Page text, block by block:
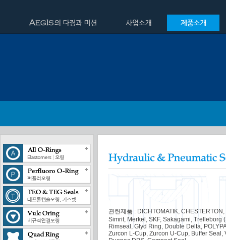
관련제품 : DICHTOMATIK,
Simrit, Merkel, SKF, Sakagami, Trelleborg
Rimseal, Glyd Ring, Double Delta,
Zurcon L-Cup, Zurcon U-Cup, Buffer Seal,